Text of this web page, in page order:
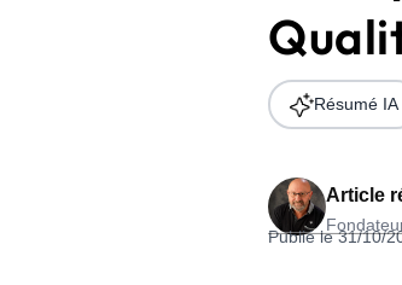
Article
Publié le 31/10/
Résumé IA